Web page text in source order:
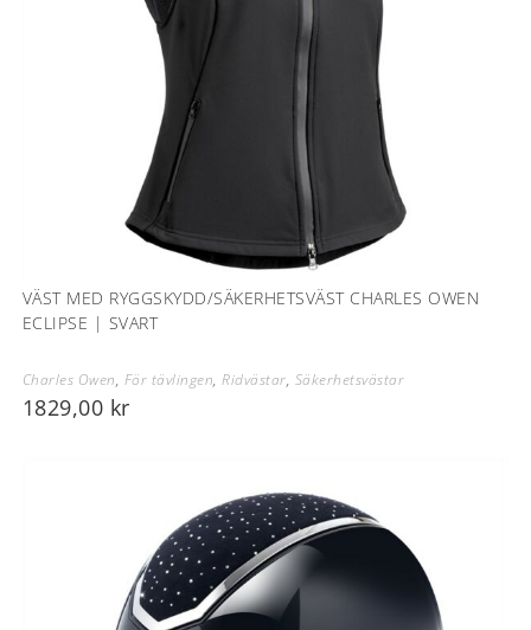
VÄST MED RYGGSKYDD/SÄKERHETSVÄST CHARLES OWEN
ECLIPSE | SVART
Charles Owen, För tävlingen,Ridvästar, Säkerhetsvästar
1829,00 kr